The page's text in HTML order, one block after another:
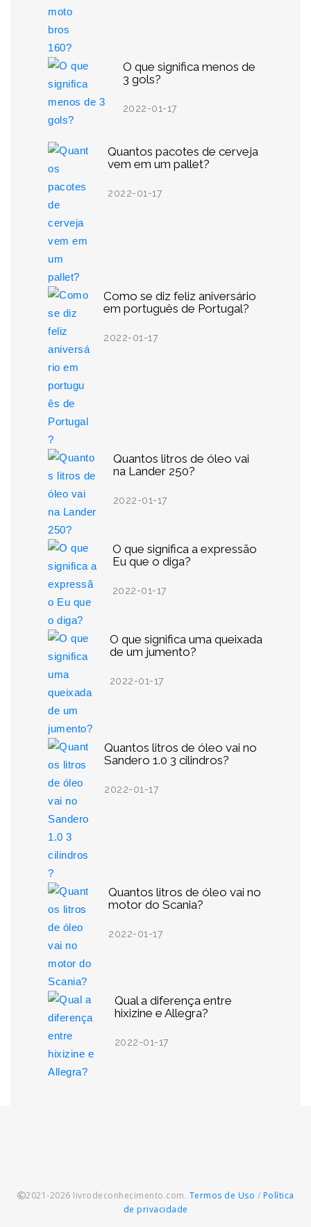
O que significa menos de
3 gols?
2022-01-17
Quantos pacotes de cerveja
vem em um pallet?
2022-01-17
Como se diz feliz aniversário
em português de Portugal?
2022-01-17
Quantos litros de óleo vai
na Lander 250?
2022-01-17
O que significa a expressão
Eu que o diga?
2022-01-17
O que significa uma queixada
de um jumento?
2022-01-17
Quantos litros de óleo vai no
Sandero 1.0 3 cilindros?
2022-01-17
Quantos litros de óleo vai no
motor do Scania?
2022-01-17
Qual a diferença entre
hixizine e Allegra?
2022-01-17
2021-2026 livrodeconhecimento.com. Termos de Uso / Política
de privacidade